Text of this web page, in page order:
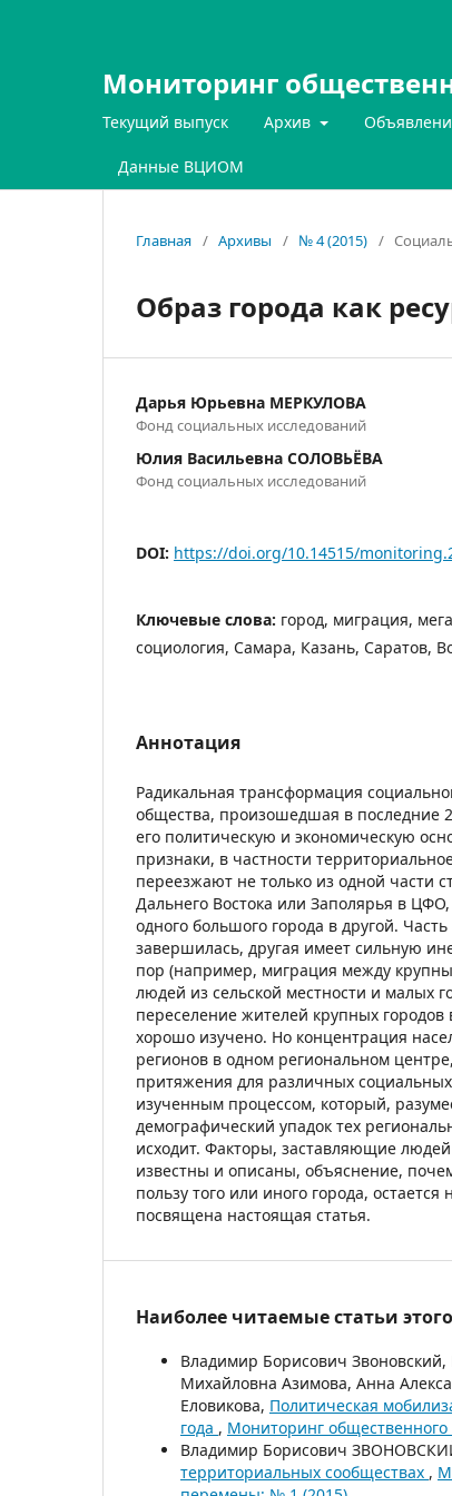
Мониторинг
Текущий выпуск Архив
Данные ВЦИОМ
Главная / Архивы / № 4 (2015) /
Образ города как
Дарья Юрьевна МЕРКУЛОВА
Фонд социальных исследований
Юлия Васильевна СОЛОВЬЁВА
Фонд социальных исследований
DOI: https://doi.org/10.14515/
Ключевые слова: город, миграция,
социология, Самара, Казань, Саратов,
Аннотация
Радикальная трансформация
общества, произошедшая в последние
его политическую и экономическую
признаки, в частности
переезжают не только из одной части
Дальнего Востока или Заполярья в
одного большого города в другой.
завершилась, другая имеет сильную
пор (например, миграция между
людей из сельской местности и малых
переселение жителей крупных городов
хорошо изучено. Но концентрация
регионов в одном региональном
притяжения для различных социальных
изученным процессом, который,
демографический упадок тех
исходит. Факторы, заставляющие людей
известны и описаны, объяснение,
пользу того или иного города,
посвящена настоящая статья.
Наиболее читаемые статьи
Владимир Борисович
Михайловна Азимова, Анна
Еловикова, Политическая
года , Мониторинг
Владимир Борисович
территориальных сообществах ,